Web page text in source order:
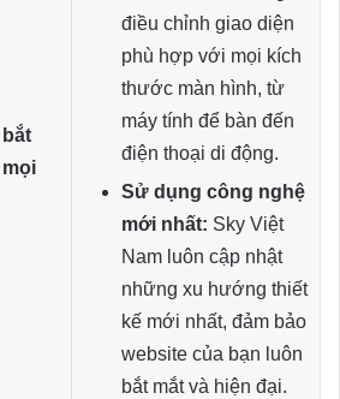
điều chỉnh giao diện
phù hợp với mọi kích
thước màn hình, từ
máy tính để bàn đến
điện thoại di động.
Sử dụng công nghệ
mới nhất: Sky Việt
Nam luôn cập nhật
những xu hướng thiết
kế mới nhất, đảm bảo
website của bạn luôn
bắt mắt và hiện đại.